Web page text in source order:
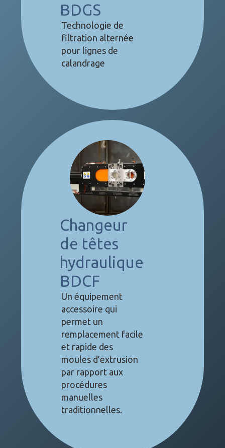
BDGS
Technologie de
filtration alternée
pour lignes de
calandrage
Changeur
de têtes
hydraulique
BDCF
Un équipement
accessoire qui
permet un
remplacement facile
et rapide des
moules d’extrusion
par rapport aux
procédures
manuelles
traditionnelles.